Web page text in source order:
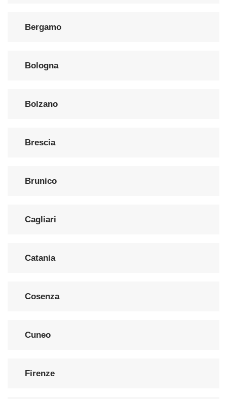
Bergamo
Bologna
Bolzano
Brescia
Brunico
Cagliari
Catania
Cosenza
Cuneo
Firenze